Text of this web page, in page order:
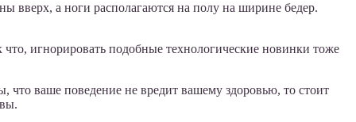
вверх, а ноги располагаются на полу на ширине бедер.
игнорировать подобные технологические новинки тоже
ваше поведение не вредит вашему здоровью, то стоит